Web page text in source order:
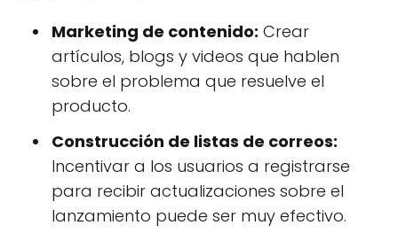
Marketing de contenido: Crear
artículos, blogs y videos que hablen
sobre el problema que resuelve el
producto.
Construcción de listas de correos:
Incentivar a los usuarios a registrarse
para recibir actualizaciones sobre el
lanzamiento puede ser muy efectivo.